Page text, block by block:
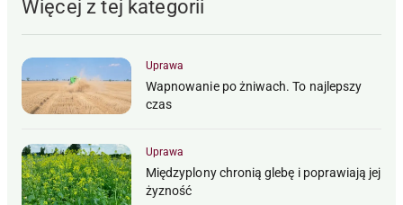
Więcej z tej kategorii
Uprawa
Wapnowanie po żniwach. To najlepszy
czas
Uprawa
Międzyplony chronią glebę i poprawiają jej
żyzność